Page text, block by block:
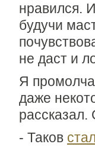
нравился.
будучи
не даст и
Я
даже
рассказал.
- Таков